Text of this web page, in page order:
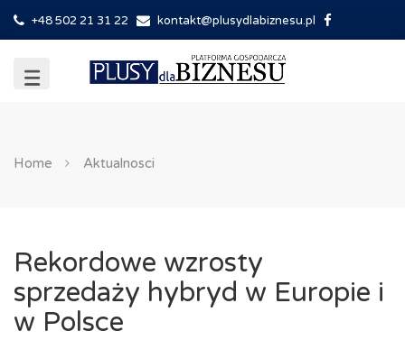
+48 502 21 31 22 kontakt@plusydlabiznesu.pl
Home Aktualnosci
Rekordowe wzrosty
sprzedaży hybryd w Europie i
w Polsce